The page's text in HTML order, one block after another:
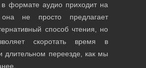
в формате аудио приходит на
не просто предлагает
способ чтения, но
скоротать время в
длительном переезде, как мы